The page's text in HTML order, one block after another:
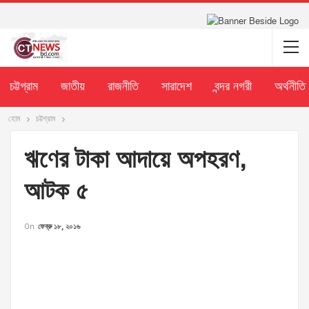
চট্টগ্রাম জাতীয় রাজনীতি সারাদেশ বন্দর নগরী অর্থনীতি
হোম চট্টগ্রাম
ঋণের টাকা আদায়ে অপহরণ,
আটক ৫
On ফেব্রু ১৮, ২০১৬